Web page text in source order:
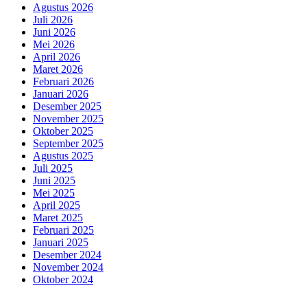
Agustus 2026
Juli 2026
Juni 2026
Mei 2026
April 2026
Maret 2026
Februari 2026
Januari 2026
Desember 2025
November 2025
Oktober 2025
September 2025
Agustus 2025
Juli 2025
Juni 2025
Mei 2025
April 2025
Maret 2025
Februari 2025
Januari 2025
Desember 2024
November 2024
Oktober 2024